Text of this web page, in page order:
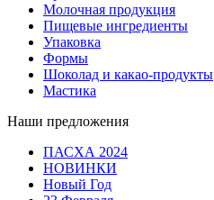
Молочная продукция
Пищевые ингредиенты
Упаковка
Формы
Шоколад и какао-продукты
Мастика
Наши предложения
ПАСХА 2024
НОВИНКИ
Новый Год